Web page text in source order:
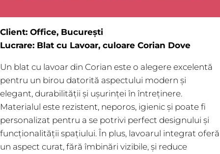
Client: Office, București
Lucrare: Blat cu Lavoar, culoare Corian Dove
Un blat cu lavoar din Corian este o alegere excelentă
pentru un birou datorită aspectului modern și
elegant, durabilității și ușurinței în întreținere.
Materialul este rezistent, neporos, igienic și poate fi
personalizat pentru a se potrivi perfect designului și
funcționalității spațiului. În plus, lavoarul integrat oferă
un aspect curat, fără îmbinări vizibile, și reduce